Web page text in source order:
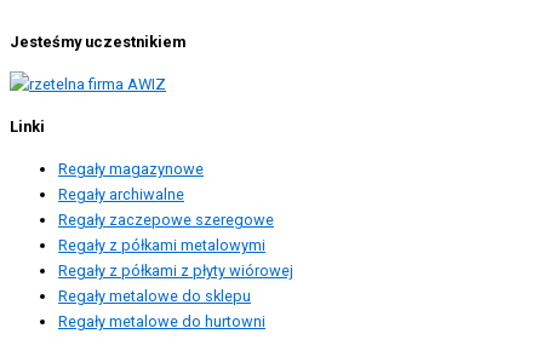
Jesteśmy uczestnikiem
Linki
Regały magazynowe
Regały archiwalne
Regały zaczepowe szeregowe
Regały z półkami metalowymi
Regały z półkami z płyty wiórowej
Regały metalowe do sklepu
Regały metalowe do hurtowni